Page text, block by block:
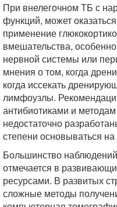
При внелегочном ТБ с
функций, может
применение
вмешательства,
нервной системы или
мнения о том, когда
когда иссекать
лимфоузлы.
антибиотиками и
недостаточно
степени основываться
Большинство
отмечается в
ресурсами. В развитых
сложные методы